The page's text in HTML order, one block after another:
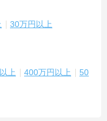
30万円以上
上 400万円以上
50